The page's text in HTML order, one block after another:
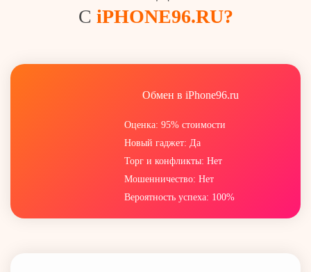
С iPHONE96.RU?
Обмен в iPhone96.ru
Оценка: 95% стоимости
Новый гаджет: Да
Торг и конфликты: Нет
Мошенничество: Нет
Вероятность успеха: 100%